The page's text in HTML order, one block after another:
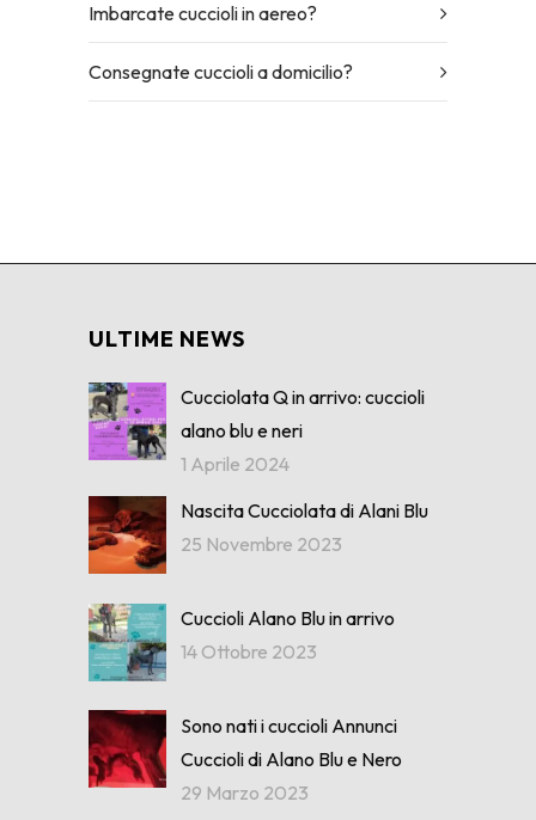
Imbarcate cuccioli in aereo?
Consegnate cuccioli a domicilio?
ULTIME NEWS
Cucciolata Q in arrivo: cuccioli
alano blu e neri
1 Aprile 2024
Nascita Cucciolata di Alani Blu
25 Novembre 2023
Cuccioli Alano Blu in arrivo
14 Ottobre 2023
Sono nati i cuccioli Annunci
Cuccioli di Alano Blu e Nero
29 Marzo 2023